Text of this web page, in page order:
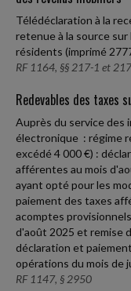
Télédéclaration à la
retenue à la source
résidents (imprimé
RF 1164, §§ 217-1 et
Redevables des taxes
Auprès du service des
électronique : régime
excédé 4 000 €) :
afférentes au mois
ayant opté pour les
paiement des taxes
acomptes
d'août 2025 et remise
déclaration et
opérations du mois de
RF 1147, § 2950